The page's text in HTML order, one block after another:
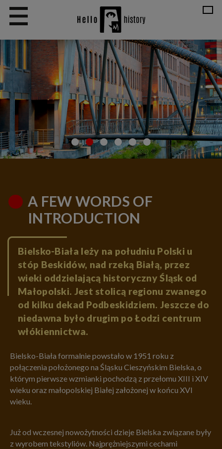
A FEW WORDS OF
INTRODUCTION
Bielsko-Biała leży na południu Polski u
stóp Beskidów, nad rzeką Białą, przez
wieki oddzielającą historyczny Śląsk od
Małopolski. Jest stolicą regionu zwanego
od kilku dekad Podbeskidziem. Jeszcze do
niedawna było drugim po Łodzi centrum
włókiennictwa.
Bielsko-Biała formalnie powstało w 1951 roku z
połączenia położonego na Śląsku Cieszyńskim Bielska, o
którym pierwsze wzmianki pochodzą z przełomu XIII i XIV
wieku oraz małopolskiej Białej założonej w końcu XVI
wieku.
Już od wczesnej nowożytności dzieje Bielska związane były
z wyrobem tekstyliów. Najprężniejszymi cechami